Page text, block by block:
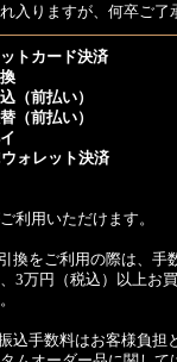
入りますが、何卒ご了
トカード決済
（前払い）
（前払い）
ォレット決済
利用いただけます。
換をご利用の際は、手
3万円（税込）以上お
込手数料はお客様負担